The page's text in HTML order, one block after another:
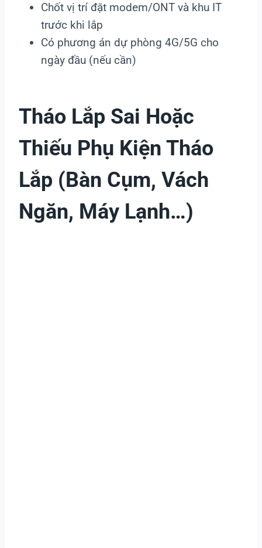
Chốt vị trí đặt modem/ONT và khu IT
trước khi lắp
Có phương án dự phòng 4G/5G cho
ngày đầu (nếu cần)
Tháo Lắp Sai Hoặc
Thiếu Phụ Kiện Tháo
Lắp (bàn Cụm, Vách
Ngăn, Máy Lạnh…)